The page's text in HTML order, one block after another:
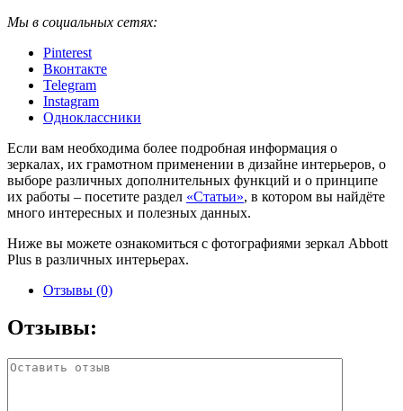
Мы в социальных сетях:
Pinterest
Вконтакте
Telegram
Instagram
Одноклассники
Если вам необходима более подробная информация о
зеркалах, их грамотном применении в дизайне интерьеров, о
выборе различных дополнительных функций и о принципе
их работы – посетите раздел «Статьи», в котором вы найдёте
много интересных и полезных данных.
Ниже вы можете ознакомиться с фотографиями зеркал Abbott
Plus в различных интерьерах.
Отзывы (0)
Отзывы: